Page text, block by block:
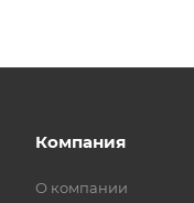
Компания
О компании